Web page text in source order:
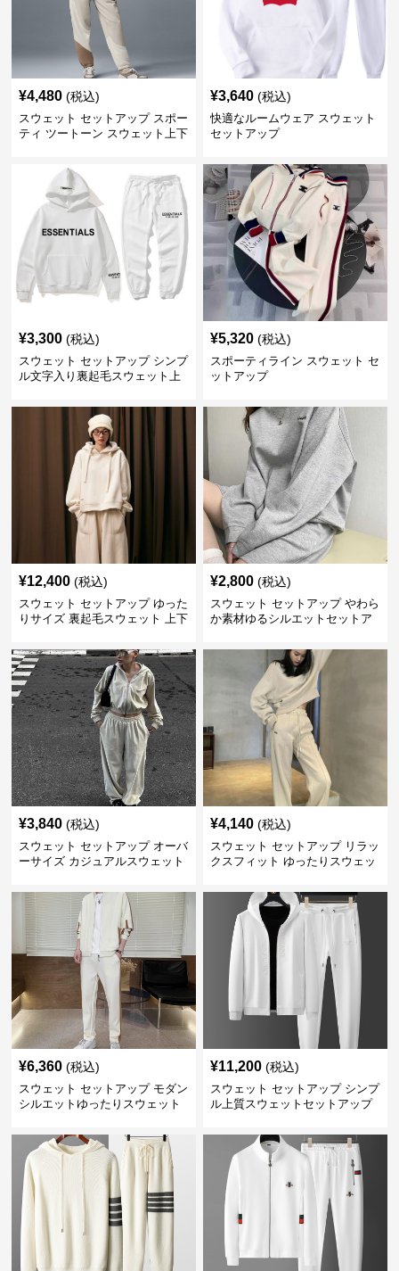
¥4,480 (税込)
スウェット セットアップ スポー
ティ ツートーン スウェット上下
¥3,640 (税込)
快適なルームウェア スウェット
セットアップ
¥3,300 (税込)
スウェット セットアップ シンプ
ル文字入り裏起毛スウェット上
¥5,320 (税込)
スポーティライン スウェット セ
ットアップ
¥12,400 (税込)
スウェット セットアップ ゆった
りサイズ 裏起毛スウェット 上下
¥2,800 (税込)
スウェット セットアップ やわら
か素材ゆるシルエットセットア
¥3,840 (税込)
スウェット セットアップ オーバ
ーサイズ カジュアルスウェット
¥4,140 (税込)
スウェット セットアップ リラッ
クスフィット ゆったりスウェッ
¥6,360 (税込)
スウェット セットアップ モダン
シルエットゆったりスウェット
¥11,200 (税込)
スウェット セットアップ シンプ
ル上質スウェットセットアップ